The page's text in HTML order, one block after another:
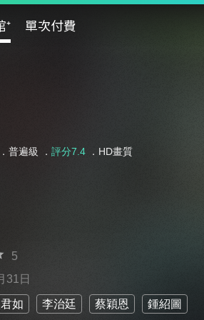
⁺ 單次付費
普遍級 ． 評分7.4．HD畫質
5
31日
如 李治廷 蔡穎恩 鍾紹圖